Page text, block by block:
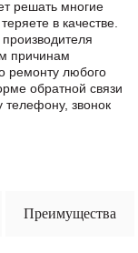
решать многие
в качестве.
причинам
ремонту любого
обратной связи
звонок
Преимущества